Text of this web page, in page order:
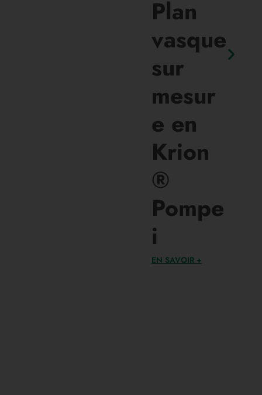
Plan
vasque
sur
mesur
e en
Krion
®
Pompe
i
EN SAVOIR +